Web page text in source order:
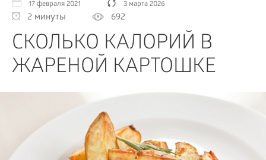
17 февраля 2021
3 марта 2026
2 минуты 692
СКОЛЬКО КАЛОРИЙ В
ЖАРЕНОЙ КАРТОШКЕ
ЗДОРОВЬЕ
КРАСОТА
ПСИХОЛОГИЯ
КАК?